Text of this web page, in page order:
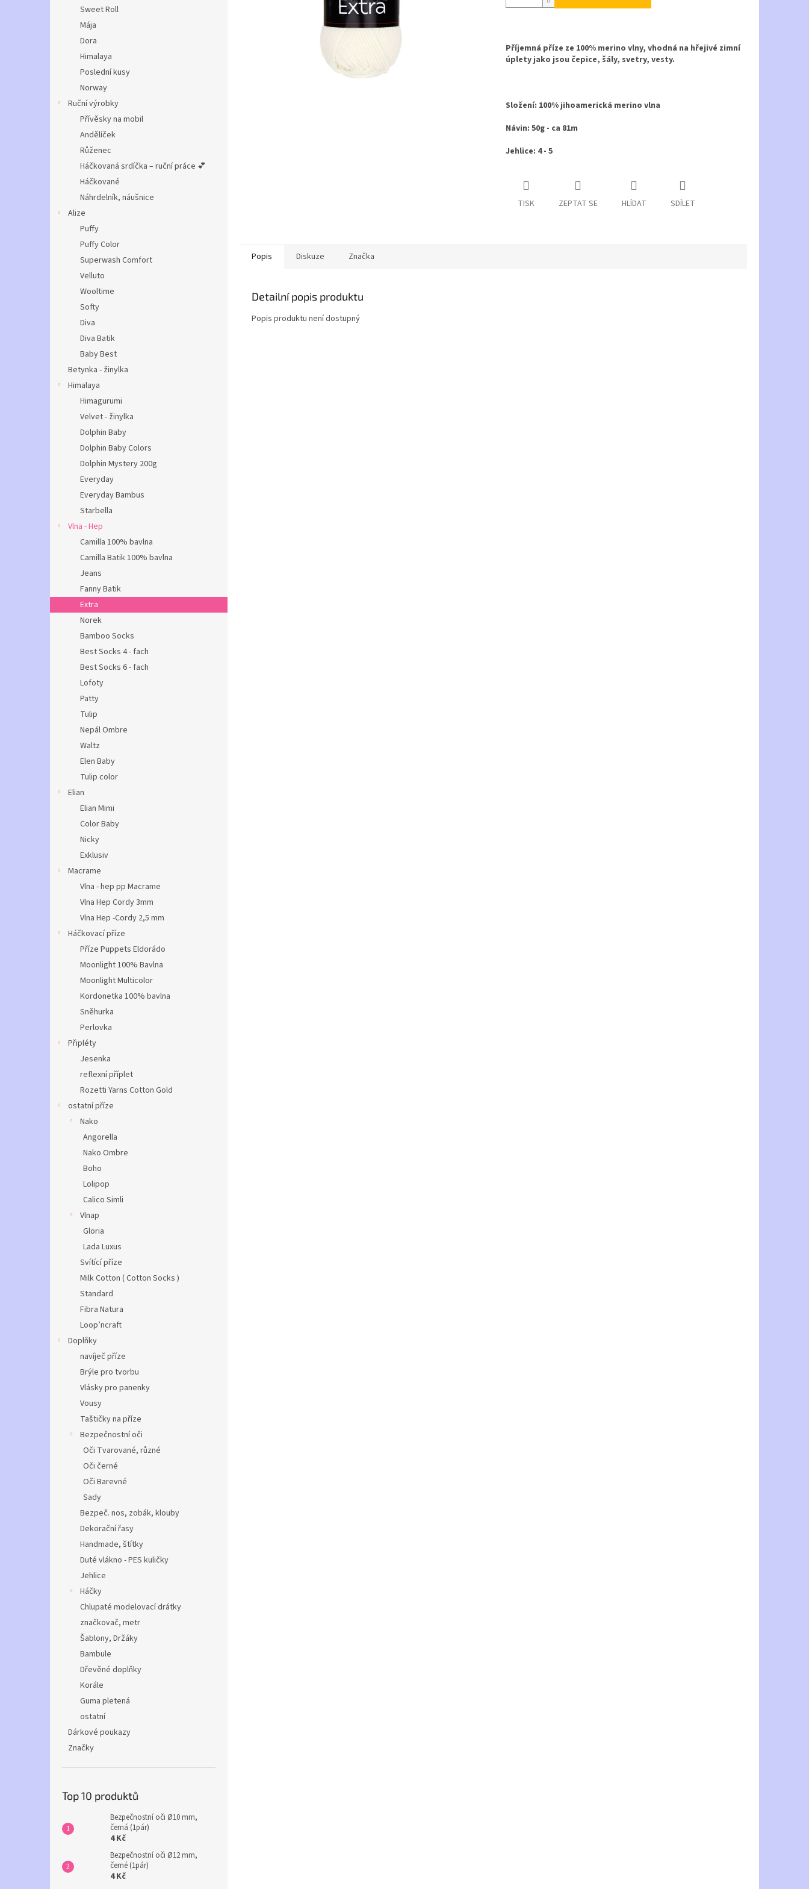
Sweet Roll
Mája
Dora
Himalaya
Poslední kusy
Norway
Ruční výrobky
Přívěsky na mobil
Andělíček
Růženec
Háčkovaná srdíčka – ruční práce 💕
Háčkované
Náhrdelník, náušnice
Alize
Puffy
Puffy Color
Superwash Comfort
Velluto
Wooltime
Softy
Diva
Diva Batik
Baby Best
Betynka - žinylka
Himalaya
Himagurumi
Velvet - žinylka
Dolphin Baby
Dolphin Baby Colors
Dolphin Mystery 200g
Everyday
Everyday Bambus
Starbella
Vlna - Hep
Camilla 100% bavlna
Camilla Batik 100% bavlna
Jeans
Fanny Batik
Extra
Norek
Bamboo Socks
Best Socks 4 - fach
Best Socks 6 - fach
Lofoty
Patty
Tulip
Nepál Ombre
Waltz
Elen Baby
Tulip color
Elian
Elian Mimi
Color Baby
Nicky
Exklusiv
Macrame
Vlna - hep pp Macrame
Vlna Hep Cordy 3mm
Vlna Hep -Cordy 2,5 mm
Háčkovací příze
Příze Puppets Eldorádo
Moonlight 100% Bavlna
Moonlight Multicolor
Kordonetka 100% bavlna
Sněhurka
Perlovka
Připléty
Jesenka
reflexní příplet
Rozetti Yarns Cotton Gold
ostatní příze
Nako
Angorella
Nako Ombre
Boho
Lolipop
Calico Simli
Vlnap
Gloria
Lada Luxus
Svítící příze
Milk Cotton ( Cotton Socks )
Standard
Fibra Natura
Loop’ncraft
Doplňky
navíječ příze
Brýle pro tvorbu
Vlásky pro panenky
Vousy
Taštičky na příze
Bezpečnostní oči
Oči Tvarované, různé
Oči černé
Oči Barevné
Sady
Bezpeč. nos, zobák, klouby
Dekorační řasy
Handmade, štítky
Duté vlákno - PES kuličky
Jehlice
Háčky
Chlupaté modelovací drátky
značkovač, metr
Šablony, Držáky
Bambule
Dřevěné doplňky
Korále
Guma pletená
ostatní
Dárkové poukazy
Značky
Top 10 produktů
Bezpečnostní oči Ø10 mm,
černá (1pár)
4 Kč
Bezpečnostní oči Ø12 mm,
černé (1pár)
4 Kč
Příjemná příze ze 100% merino vlny, vhodná na hřejivé zimní
úplety jako jsou čepice, šály, svetry, vesty.
Složení: 100% jihoamerická merino vlna
Návin: 50g - ca 81m
Jehlice: 4 - 5
TISK ZEPTAT SE HLÍDAT SDÍLET
Popis Diskuze Značka
Detailní popis produktu
Popis produktu není dostupný